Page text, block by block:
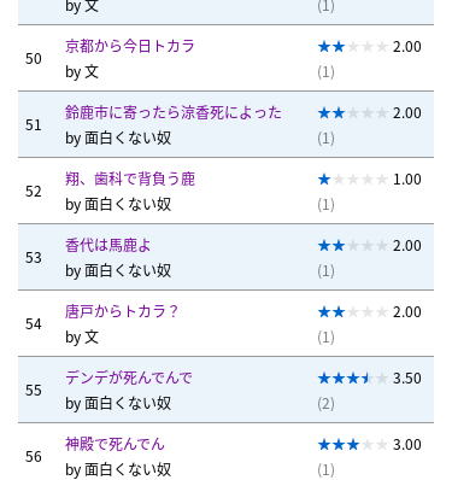
by文 (1)
50
京都から今日トカラ
by文
2.00
(1)
51
鈴鹿市に寄ったら涼香死によった
by面白くない奴
2.00
(1)
52
翔、歯科で背負う鹿
by面白くない奴
1.00
(1)
53
香代は馬鹿よ
by面白くない奴
2.00
(1)
54
唐戸からトカラ？
by文
2.00
(1)
55
デンデが死んでんで
by面白くない奴
3.50
(2)
56
神殿で死んでん
by面白くない奴
3.00
(1)